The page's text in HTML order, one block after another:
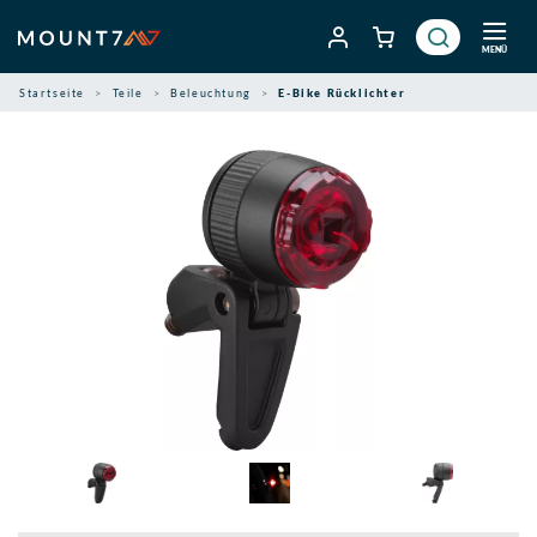
Inhalt
springen
MENÜ
Startseite Teile Beleuchtung E-Bike Rücklichter